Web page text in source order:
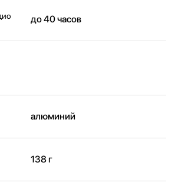
до 40 часов
алюминий
138 г